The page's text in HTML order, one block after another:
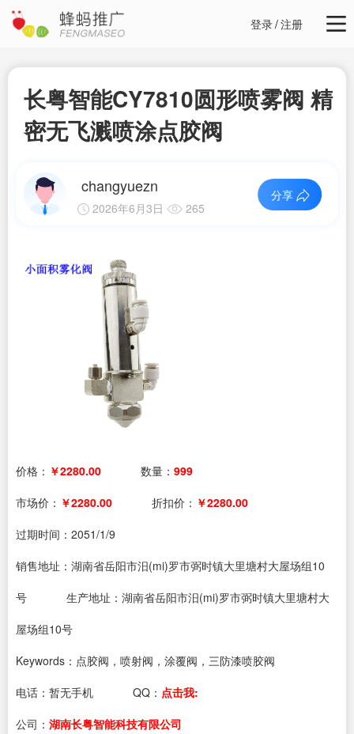
登录/注册
长粤智能CY7810圆形喷雾阀 精
密无飞溅喷涂点胶阀
changyuezn
2026年6月3日 265
分享
价格： ￥2280.00 数量： 999
市场价： ￥2280.00 折扣价： ￥2280.00
过期时间： 2051/1/9
销售地址：湖南省岳阳市汨(mi)罗市弼时镇大里塘村大屋场组10
号
生产地址：湖南省岳阳市汨(mi)罗市弼时镇大里塘村大
屋场组10号
Keywords：点胶阀，喷射阀，涂覆阀，三防漆喷胶阀
电话： 暂无手机 QQ： 点击我:
公司： 湖南长粤智能科技有限公司